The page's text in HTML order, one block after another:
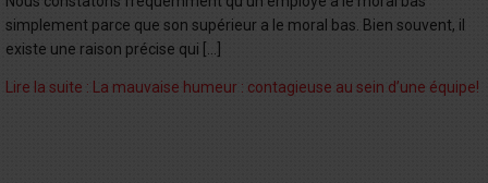
simplement parce que son supérieur a le moral bas. Bien souvent, il
existe une raison précise qui […]
Lire la suite : La mauvaise humeur : contagieuse au sein d’une équipe!